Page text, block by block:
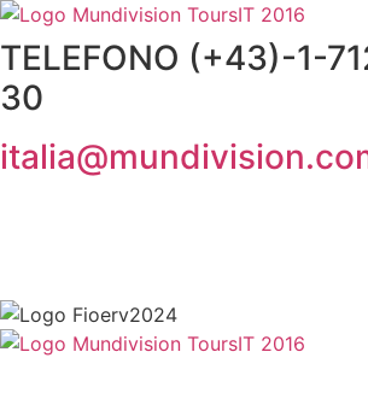
Vai
al
contenuto
TELEFONO (+43)-1-
30